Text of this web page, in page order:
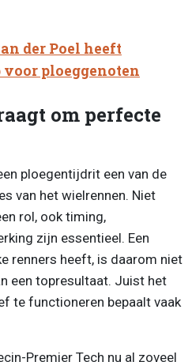
der Poel heeft
ploeggenoten
om perfecte
ploegentijdrit een van de
van het wielrennen. Niet
rol, ook timing,
zijn essentieel. Een
renners heeft, is daarom niet
een topresultaat. Juist het
te functioneren bepaalt vaak
Premier Tech nu al zoveel